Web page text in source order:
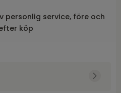
personlig service, före och
köp